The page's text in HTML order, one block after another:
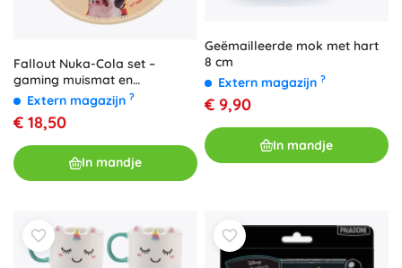
Fallout Nuka-Cola set –
gaming muismat en
onderzetter
Extern magazijn ?
€ 18,50
In mandje
Geëmailleerde mok met hart
8 cm
Extern magazijn ?
€ 9,90
In mandje